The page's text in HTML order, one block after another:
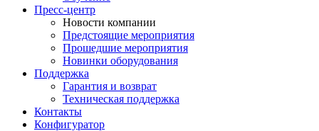
Пресс-центр
Новости компании
Предстоящие мероприятия
Прошедшие мероприятия
Новинки оборудования
Поддержка
Гарантия и возврат
Техническая поддержка
Контакты
Конфигуратор